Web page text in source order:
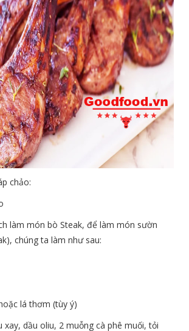
chảo:
làm món bò Steak, để làm món sườn
chúng ta làm như sau:
lá thơm (tùy ý)
xay, dầu oliu, 2 muỗng cà phê muối, tỏi